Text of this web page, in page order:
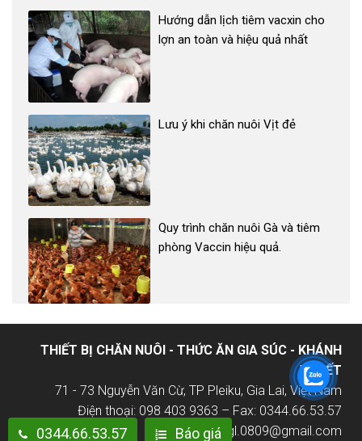
Hướng dẫn lịch tiêm vacxin cho
lợn an toàn và hiệu quả nhất
Lưu ý khi chăn nuôi Vịt đẻ
Quy trình chăn nuôi Gà và tiêm
phòng Vaccin hiệu quả.
THIẾT BỊ CHĂN NUÔI - THỨC ĂN GIA SÚC - KHÁNH
TUYẾT
71 - 73 Nguyễn Văn Cừ, TP Pleiku, Gia Lai, Việt Nam
Điện thoại: 098 403 9363 – Fax: 0344.66.53.57
Email: duytangl.0809@gmail.com
0344.66.53.57 Báo giá